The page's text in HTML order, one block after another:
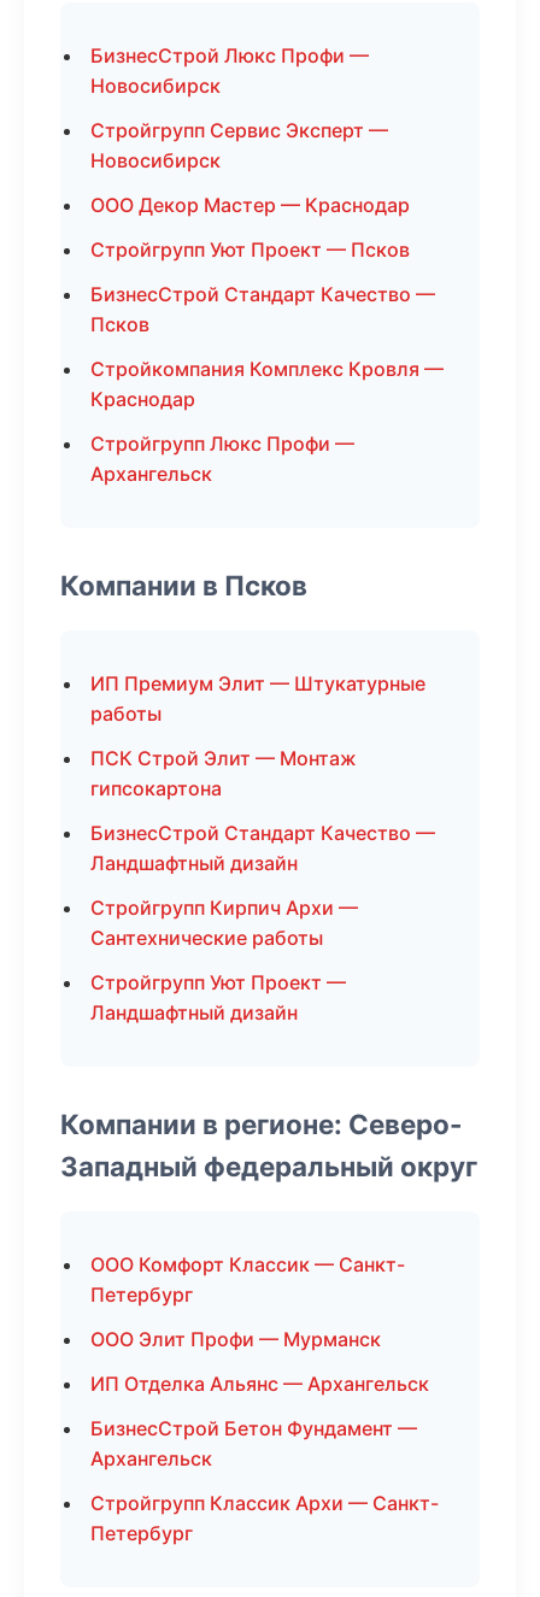
БизнесСтрой Люкс Профи —
Новосибирск
Стройгрупп Сервис Эксперт —
Новосибирск
ООО Декор Мастер — Краснодар
Стройгрупп Уют Проект — Псков
БизнесСтрой Стандарт Качество —
Псков
Стройкомпания Комплекс Кровля —
Краснодар
Стройгрупп Люкс Профи —
Архангельск
Компании в Псков
ИП Премиум Элит — Штукатурные
работы
ПСК Строй Элит — Монтаж
гипсокартона
БизнесСтрой Стандарт Качество —
Ландшафтный дизайн
Стройгрупп Кирпич Архи —
Сантехнические работы
Стройгрупп Уют Проект —
Ландшафтный дизайн
Компании в регионе: Северо-
Западный федеральный округ
ООО Комфорт Классик — Санкт-
Петербург
ООО Элит Профи — Мурманск
ИП Отделка Альянс — Архангельск
БизнесСтрой Бетон Фундамент —
Архангельск
Стройгрупп Классик Архи — Санкт-
Петербург